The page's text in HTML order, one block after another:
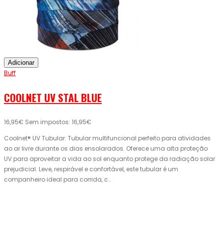
Adicionar
Buff
COOLNET UV STAL BLUE
16,95€ Sem impostos: 16,95€
Coolnet® UV Tubular: Tubular multifuncional perfeito para atividades
ao ar livre durante os dias ensolarados. Oferece uma alta proteção
UV para aproveitar a vida ao sol enquanto protege da radiação solar
prejudicial. Leve, respirável e confortável, este tubular é um
companheiro ideal para corrida, c..